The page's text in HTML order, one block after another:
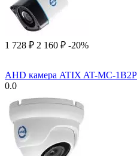
1 728 ₽ 2 160 ₽ -20%
AHD камера ATIX AT-MC-
0.0